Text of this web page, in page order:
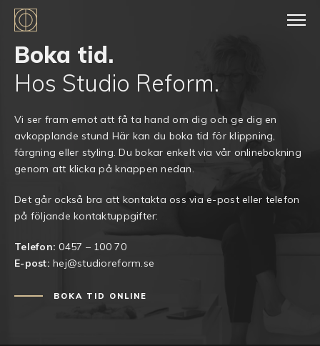
Boka tid.
Hos Studio Reform.
Vi ser fram emot att få ta hand om dig och ge dig en
avkopplande stund Här kan du boka tid för klippning,
färgning eller styling. Du bokar enkelt via vår onlinebokning
genom att klicka på knappen nedan.
Det går också bra att kontakta oss via e-post eller telefon
på följande kontaktuppgifter:
Telefon: 0457 – 100 70
E-post: hej@studioreform.se
BOKA TID ONLINE